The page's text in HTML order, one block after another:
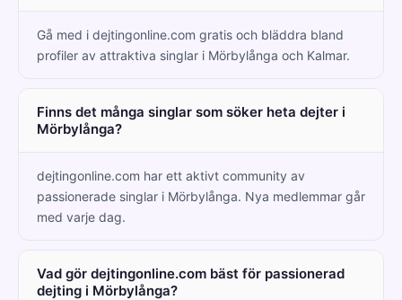
Gå med i dejtingonline.com gratis och bläddra bland
profiler av attraktiva singlar i Mörbylånga och Kalmar.
Finns det många singlar som söker heta dejter i
Mörbylånga?
dejtingonline.com har ett aktivt community av
passionerade singlar i Mörbylånga. Nya medlemmar går
med varje dag.
Vad gör dejtingonline.com bäst för passionerad
dejting i Mörbylånga?